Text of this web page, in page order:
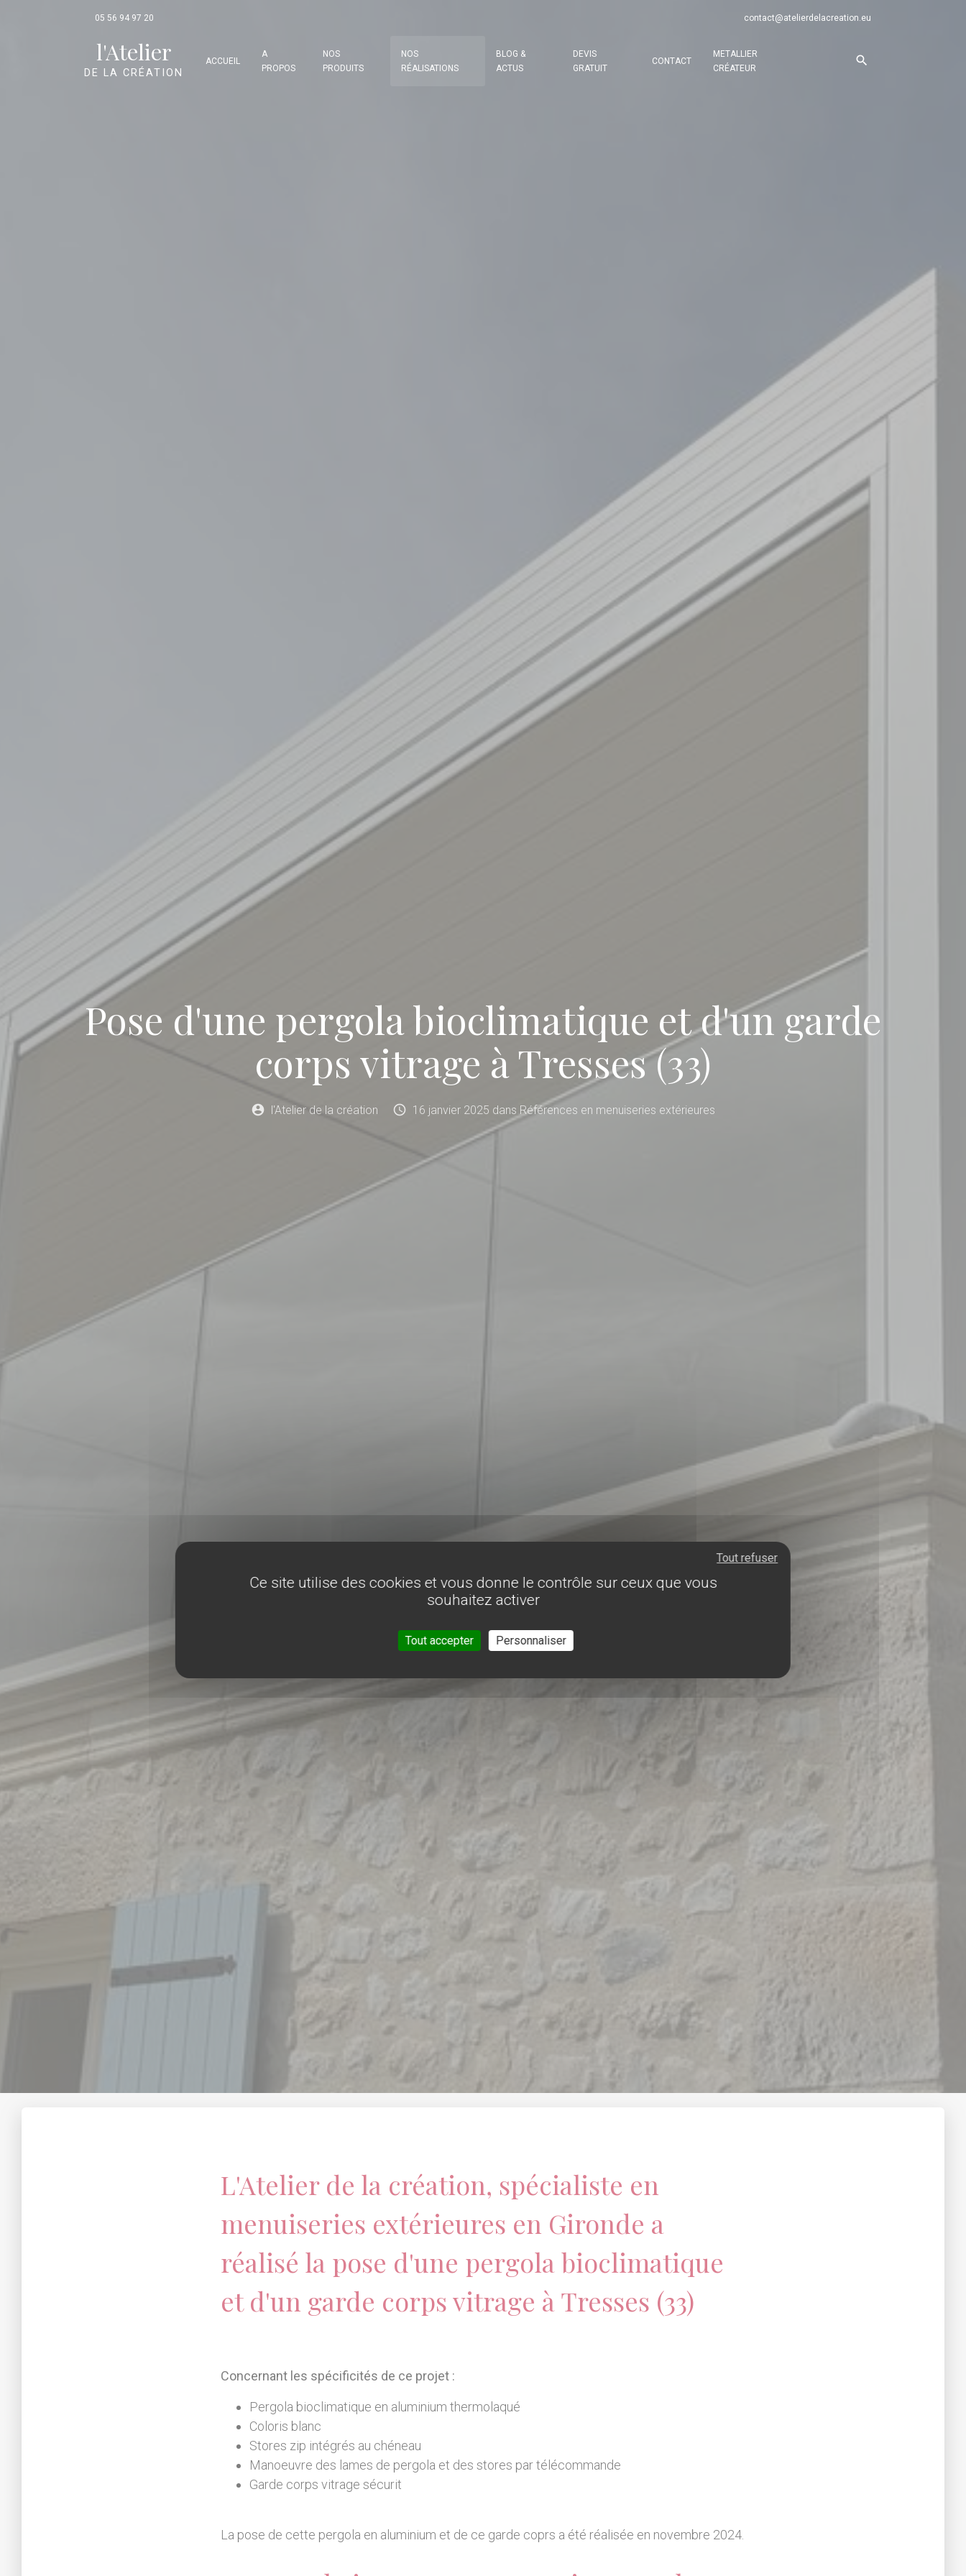
05 56 94 97 20 contact@atelierdelacreation.eu
l'Atelier
DE LA CRÉATION
ACCUEIL
A
PROPOS
NOS
PRODUITS
NOS
RÉALISATIONS
BLOG &
ACTUS
DEVIS
GRATUIT
CONTACT
METALLIER
CRÉATEUR
Pose d'une pergola bioclimatique et d'un garde
corps vitrage à Tresses (33)
account_circle l'Atelier de la création schedule 16 janvier 2025 dans Références en menuiseries extérieures
L'Atelier de la création, spécialiste en
menuiseries extérieures en Gironde a
réalisé la pose d'une pergola bioclimatique
et d'un garde corps vitrage à Tresses (33)
Concernant les spécificités de ce projet :
Pergola bioclimatique en aluminium thermolaqué
Coloris blanc
Stores zip intégrés au chéneau
Manoeuvre des lames de pergola et des stores par télécommande
Garde corps vitrage sécurit
La pose de cette pergola en aluminium et de ce garde coprs a été réalisée en novembre 2024.
Ce site utilise des cookies et vous donne le contrôle sur ceux que vous
souhaitez activer
Tout accepter
Tout refuser
Personnaliser